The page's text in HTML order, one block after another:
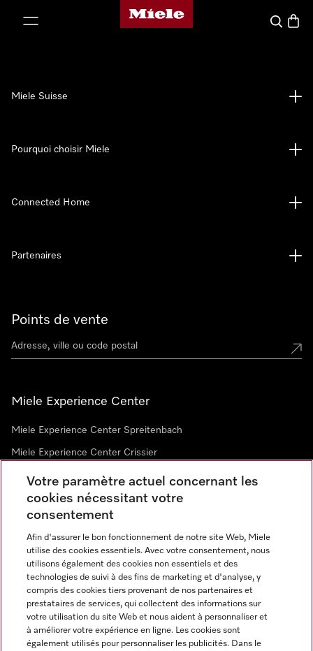
Page d'accueil de Miele
Search
Points de vente
Miele Experience Center
Miele Experience Center Spreitenbach
Miele Experience Center Crissier
Newsletter
Langue
FRANÇAIS
Miele Suisse
Pourquoi choisir Miele
Connected Home
Partenaires
Votre paramètre actuel concernant les
cookies nécessitant votre
consentement
Afin d'assurer le bon fonctionnement de notre site Web, Miele
utilise des cookies essentiels. Avec votre consentement, nous
utilisons également des cookies non essentiels et des
technologies de suivi à des fins de marketing et d'analyse, y
compris des cookies tiers provenant de nos partenaires et
prestataires de services, qui collectent des informations sur
votre utilisation du site Web et nous aident à personnaliser et
à améliorer votre expérience en ligne. Les cookies sont
également utilisés pour personnaliser les publicités. Dans le